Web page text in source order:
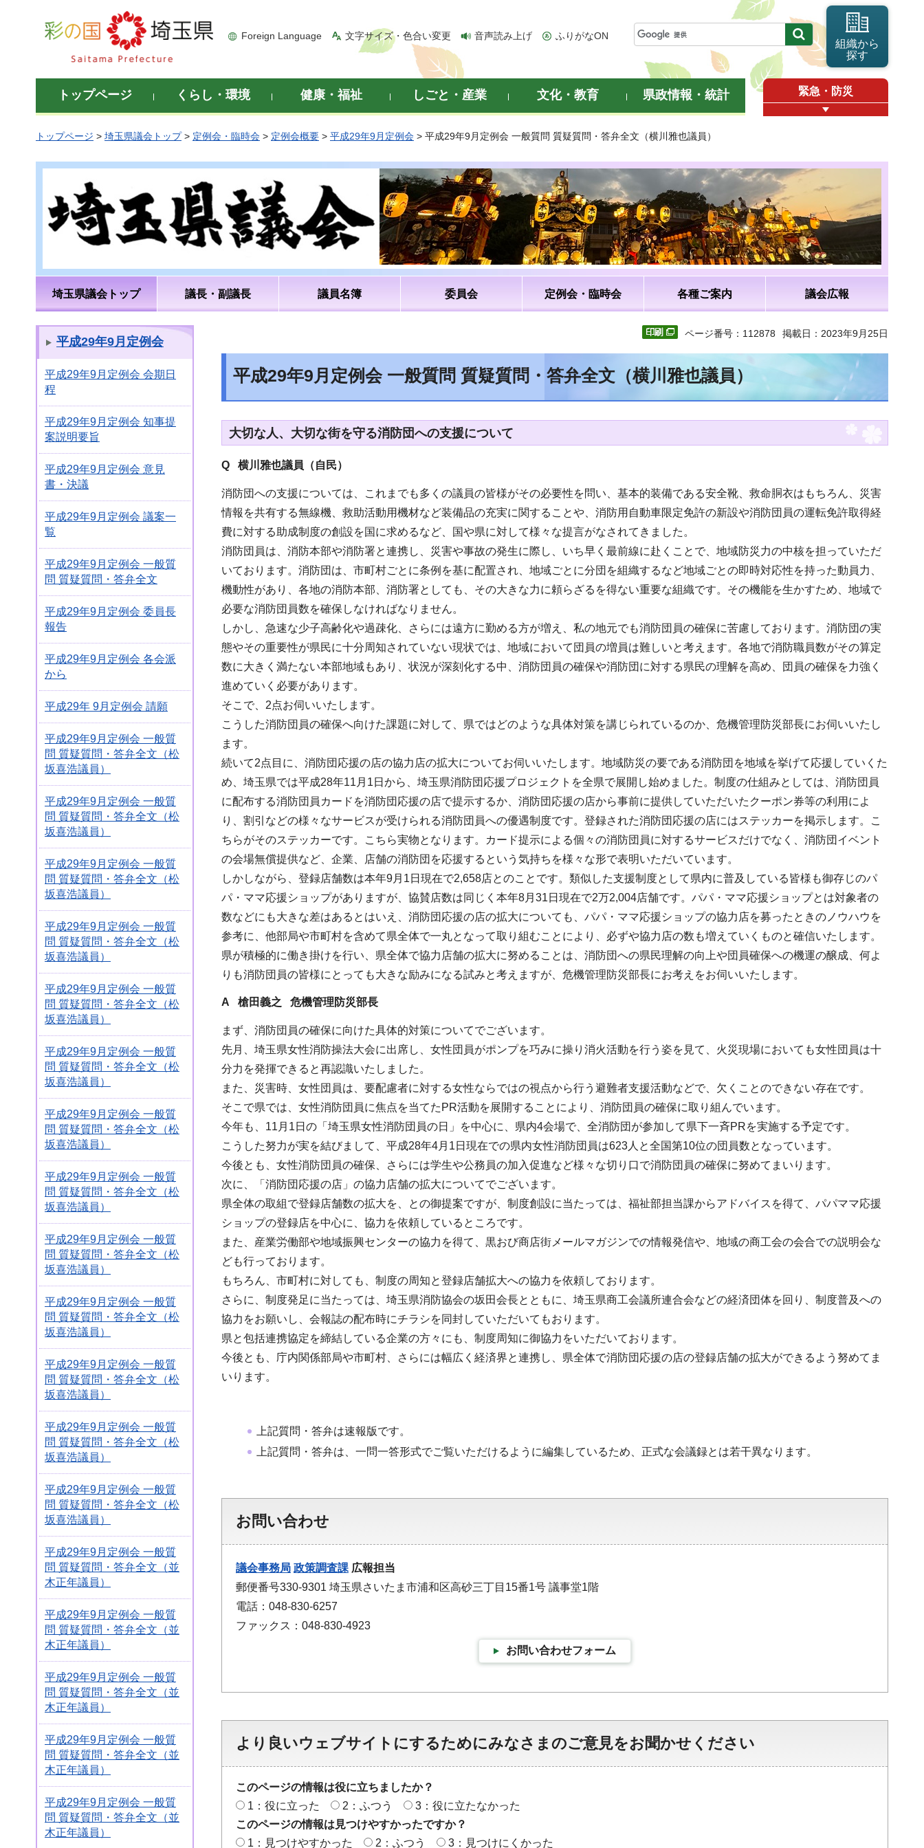
彩の国 埼玉県
Foreign Language 文字サイズ・色合い変更 音声読み上げ ふりがなON
組織から
探す
トップページ くらし・環境 健康・福祉 しごと・産業 文化・教育 県政情報・統計 緊急・防災
トップページ > 埼玉県議会トップ> 定例会・臨時会 > 定例会概要 > 平成29年9月定例会 > 平成29年9月定例会 一般質問 質疑質問・答弁全文（横川雅也議員）
埼玉県議会トップ 議長・副議長 議員名簿 委員会 定例会・臨時会 各種ご案内 議会広報
平成29年9月定例会
平成29年9月定例会 会期日
程
平成29年9月定例会 知事提
案説明要旨
平成29年9月定例会 意見
書・決議
平成29年9月定例会 議案一
覧
平成29年9月定例会 一般質
問 質疑質問・答弁全文
平成29年9月定例会 委員長
報告
平成29年9月定例会 各会派
から
平成29年 9月定例会 請願
平成29年9月定例会 一般質
問 質疑質問・答弁全文（松
坂喜浩議員）
平成29年9月定例会 一般質
問 質疑質問・答弁全文（松
坂喜浩議員）
平成29年9月定例会 一般質
問 質疑質問・答弁全文（松
坂喜浩議員）
平成29年9月定例会 一般質
問 質疑質問・答弁全文（松
坂喜浩議員）
平成29年9月定例会 一般質
問 質疑質問・答弁全文（松
坂喜浩議員）
平成29年9月定例会 一般質
問 質疑質問・答弁全文（松
坂喜浩議員）
平成29年9月定例会 一般質
問 質疑質問・答弁全文（松
坂喜浩議員）
平成29年9月定例会 一般質
問 質疑質問・答弁全文（松
坂喜浩議員）
平成29年9月定例会 一般質
問 質疑質問・答弁全文（松
坂喜浩議員）
平成29年9月定例会 一般質
問 質疑質問・答弁全文（松
坂喜浩議員）
平成29年9月定例会 一般質
問 質疑質問・答弁全文（松
坂喜浩議員）
平成29年9月定例会 一般質
問 質疑質問・答弁全文（松
坂喜浩議員）
平成29年9月定例会 一般質
問 質疑質問・答弁全文（松
坂喜浩議員）
平成29年9月定例会 一般質
問 質疑質問・答弁全文（並
木正年議員）
平成29年9月定例会 一般質
問 質疑質問・答弁全文（並
木正年議員）
平成29年9月定例会 一般質
問 質疑質問・答弁全文（並
木正年議員）
平成29年9月定例会 一般質
問 質疑質問・答弁全文（並
木正年議員）
平成29年9月定例会 一般質
問 質疑質問・答弁全文（並
木正年議員）
ページ番号：112878 掲載日：2023年9月25日
平成29年9月定例会 一般質問 質疑質問・答弁全文（横川雅也議員）
大切な人、大切な街を守る消防団への支援について
Q 横川雅也議員（自民）
消防団への支援については、これまでも多くの議員の皆様がその必要性を問い、基本的装備である安全靴、救命胴衣はもちろん、災害
情報を共有する無線機、救助活動用機材など装備品の充実に関することや、消防用自動車限定免許の新設や消防団員の運転免許取得経
費に対する助成制度の創設を国に求めるなど、国や県に対して様々な提言がなされてきました。
消防団員は、消防本部や消防署と連携し、災害や事故の発生に際し、いち早く最前線に赴くことで、地域防災力の中核を担っていただ
いております。消防団は、市町村ごとに条例を基に配置され、地域ごとに分団を組織するなど地域ごとの即時対応性を持った動員力、
機動性があり、各地の消防本部、消防署としても、その大きな力に頼らざるを得ない重要な組織です。その機能を生かすため、地域で
必要な消防団員数を確保しなければなりません。
しかし、急速な少子高齢化や過疎化、さらには遠方に勤める方が増え、私の地元でも消防団員の確保に苦慮しております。消防団の実
態やその重要性が県民に十分周知されていない現状では、地域において団員の増員は難しいと考えます。各地で消防職員数がその算定
数に大きく満たない本部地域もあり、状況が深刻化する中、消防団員の確保や消防団に対する県民の理解を高め、団員の確保を力強く
進めていく必要があります。
そこで、2点お伺いいたします。
こうした消防団員の確保へ向けた課題に対して、県ではどのような具体対策を講じられているのか、危機管理防災部長にお伺いいたし
ます。
続いて2点目に、消防団応援の店の協力店の拡大についてお伺いいたします。地域防災の要である消防団を地域を挙げて応援していくた
め、埼玉県では平成28年11月1日から、埼玉県消防団応援プロジェクトを全県で展開し始めました。制度の仕組みとしては、消防団員
に配布する消防団員カードを消防団応援の店で提示するか、消防団応援の店から事前に提供していただいたクーポン券等の利用によ
り、割引などの様々なサービスが受けられる消防団員への優遇制度です。登録された消防団応援の店にはステッカーを掲示します。こ
ちらがそのステッカーです。こちら実物となります。カード提示による個々の消防団員に対するサービスだけでなく、消防団イベント
の会場無償提供など、企業、店舗の消防団を応援するという気持ちを様々な形で表明いただいています。
しかしながら、登録店舗数は本年9月1日現在で2,658店とのことです。類似した支援制度として県内に普及している皆様も御存じのパ
パ・ママ応援ショップがありますが、協賛店数は同じく本年8月31日現在で2万2,004店舗です。パパ・ママ応援ショップとは対象者の
数などにも大きな差はあるとはいえ、消防団応援の店の拡大についても、パパ・ママ応援ショップの協力店を募ったときのノウハウを
参考に、他部局や市町村を含めて県全体で一丸となって取り組むことにより、必ずや協力店の数も増えていくものと確信いたします。
県が積極的に働き掛けを行い、県全体で協力店舗の拡大に努めることは、消防団への県民理解の向上や団員確保への機運の醸成、何よ
りも消防団員の皆様にとっても大きな励みになる試みと考えますが、危機管理防災部長にお考えをお伺いいたします。
A 槍田義之 危機管理防災部長
まず、消防団員の確保に向けた具体的対策についてでございます。
先月、埼玉県女性消防操法大会に出席し、女性団員がポンプを巧みに操り消火活動を行う姿を見て、火災現場においても女性団員は十
分力を発揮できると再認識いたしました。
また、災害時、女性団員は、要配慮者に対する女性ならではの視点から行う避難者支援活動などで、欠くことのできない存在です。
そこで県では、女性消防団員に焦点を当てたPR活動を展開することにより、消防団員の確保に取り組んでいます。
今年も、11月1日の「埼玉県女性消防団員の日」を中心に、県内4会場で、全消防団が参加して県下一斉PRを実施する予定です。
こうした努力が実を結びまして、平成28年4月1日現在での県内女性消防団員は623人と全国第10位の団員数となっています。
今後とも、女性消防団員の確保、さらには学生や公務員の加入促進など様々な切り口で消防団員の確保に努めてまいります。
次に、「消防団応援の店」の協力店舗の拡大についてでございます。
県全体の取組で登録店舗数の拡大を、との御提案ですが、制度創設に当たっては、福祉部担当課からアドバイスを得て、パパママ応援
ショップの登録店を中心に、協力を依頼しているところです。
また、産業労働部や地域振興センターの協力を得て、黒おび商店街メールマガジンでの情報発信や、地域の商工会の会合での説明会な
ども行っております。
もちろん、市町村に対しても、制度の周知と登録店舗拡大への協力を依頼しております。
さらに、制度発足に当たっては、埼玉県消防協会の坂田会長とともに、埼玉県商工会議所連合会などの経済団体を回り、制度普及への
協力をお願いし、会報誌の配布時にチラシを同封していただいてもおります。
県と包括連携協定を締結している企業の方々にも、制度周知に御協力をいただいております。
今後とも、庁内関係部局や市町村、さらには幅広く経済界と連携し、県全体で消防団応援の店の登録店舗の拡大ができるよう努めてま
いります。
上記質問・答弁は速報版です。
上記質問・答弁は、一問一答形式でご覧いただけるように編集しているため、正式な会議録とは若干異なります。
お問い合わせ
議会事務局 政策調査課 広報担当
郵便番号330-9301 埼玉県さいたま市浦和区高砂三丁目15番1号 議事堂1階
電話：048-830-6257
ファックス：048-830-4923
お問い合わせフォーム
より良いウェブサイトにするためにみなさまのご意見をお聞かせください
このページの情報は役に立ちましたか？
1：役に立った
2：ふつう
3：役に立たなかった
このページの情報は見つけやすかったですか？
1：見つけやすかった
2：ふつう 3：見つけにくかった